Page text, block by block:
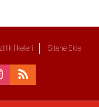
İlkeleri Sitene Ekle